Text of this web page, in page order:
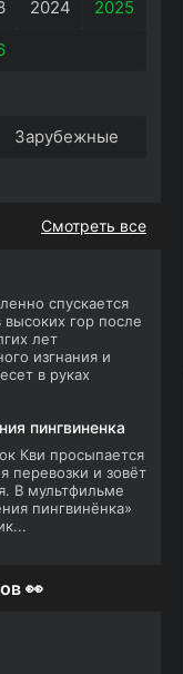
2024
2025
Зарубежные
Смотреть все
спускается
высоких гор после
лет
изгнания и
в руках
пингвиненка
Кви просыпается
перевозки и зовёт
В мультфильме
пингвинёнка»
👀